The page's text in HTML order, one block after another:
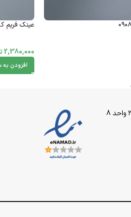
عینک فریم
2,380,000
افزودن به